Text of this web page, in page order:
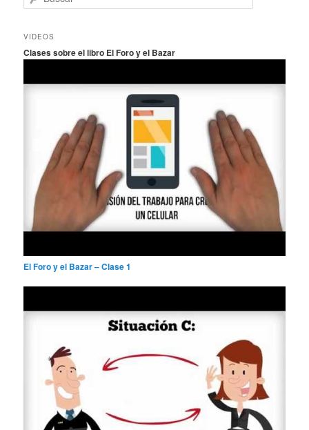
u
c
r
VIDEOS
Clases sobre el libro El Foro y el Bazar
El Foro y el Bazar – Clase 1